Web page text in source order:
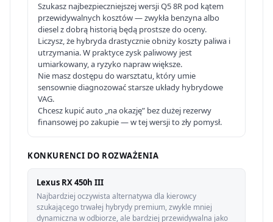
Szukasz najbezpieczniejszej wersji Q5 8R pod kątem
przewidywalnych kosztów — zwykła benzyna albo
diesel z dobrą historią będą prostsze do oceny.
Liczysz, że hybryda drastycznie obniży koszty paliwa i
utrzymania. W praktyce zysk paliwowy jest
umiarkowany, a ryzyko napraw większe.
Nie masz dostępu do warsztatu, który umie
sensownie diagnozować starsze układy hybrydowe
VAG.
Chcesz kupić auto „na okazję” bez dużej rezerwy
finansowej po zakupie — w tej wersji to zły pomysł.
KONKURENCI DO ROZWAŻENIA
Lexus RX 450h III
Najbardziej oczywista alternatywa dla kierowcy
szukającego trwałej hybrydy premium, zwykle mniej
dynamiczna w odbiorze, ale bardziej przewidywalna jako